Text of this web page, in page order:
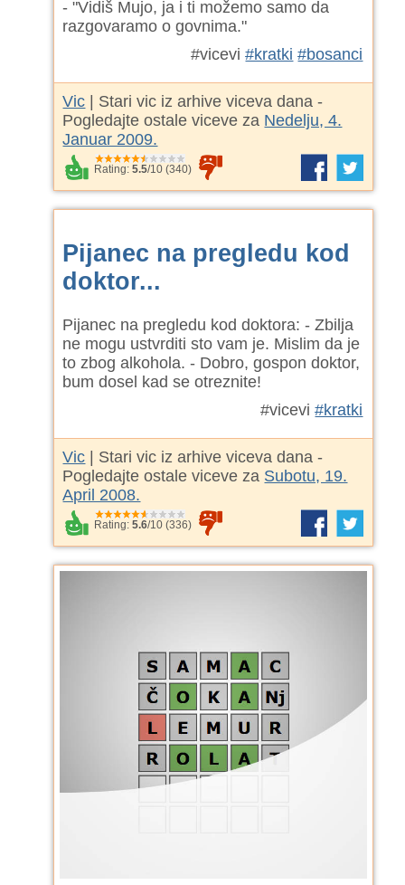
- "Vidiš Mujo, ja i ti možemo samo da
razgovaramo o govnima."
#vicevi#kratki #bosanci
Vic | Stari vic iz arhive viceva dana -
Pogledajte ostale viceve za Nedelju, 4.
Januar 2009.
Rating:5.5/10 (340)
Pijanec na pregledu kod
doktor...
Pijanec na pregledu kod doktora: - Zbilja
ne mogu ustvrditi sto vam je. Mislim da je
to zbog alkohola. - Dobro, gospon doktor,
bum dosel kad se otreznite!
#vicevi#kratki
Vic | Stari vic iz arhive viceva dana -
Pogledajte ostale viceve za Subotu, 19.
April 2008.
Rating:5.6/10 (336)